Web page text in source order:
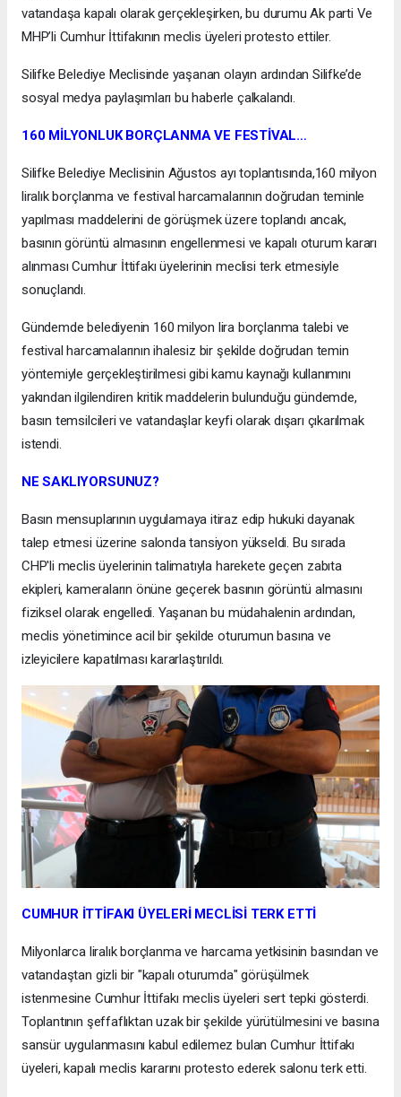
vatandaşa kapalı olarak gerçekleşirken, bu durumu Ak parti Ve
MHP’li Cumhur İttifakının meclis üyeleri protesto ettiler.
Silifke Belediye Meclisinde yaşanan olayın ardından Silifke’de
sosyal medya paylaşımları bu haberle çalkalandı.
160 MİLYONLUK BORÇLANMA VE FESTİVAL…
Silifke Belediye Meclisinin Ağustos ayı toplantısında,160 milyon
liralık borçlanma ve festival harcamalarının doğrudan teminle
yapılması maddelerini de görüşmek üzere toplandı ancak,
basının görüntü almasının engellenmesi ve kapalı oturum kararı
alınması Cumhur İttifakı üyelerinin meclisi terk etmesiyle
sonuçlandı.
Gündemde belediyenin 160 milyon lira borçlanma talebi ve
festival harcamalarının ihalesiz bir şekilde doğrudan temin
yöntemiyle gerçekleştirilmesi gibi kamu kaynağı kullanımını
yakından ilgilendiren kritik maddelerin bulunduğu gündemde,
basın temsilcileri ve vatandaşlar keyfi olarak dışarı çıkarılmak
istendi.
NE SAKLIYORSUNUZ?
Basın mensuplarının uygulamaya itiraz edip hukuki dayanak
talep etmesi üzerine salonda tansiyon yükseldi. Bu sırada
CHP'li meclis üyelerinin talimatıyla harekete geçen zabıta
ekipleri, kameraların önüne geçerek basının görüntü almasını
fiziksel olarak engelledi. Yaşanan bu müdahalenin ardından,
meclis yönetimince acil bir şekilde oturumun basına ve
izleyicilere kapatılması kararlaştırıldı.
CUMHUR İTTİFAKI ÜYELERİ MECLİSİ TERK ETTİ
Milyonlarca liralık borçlanma ve harcama yetkisinin basından ve
vatandaştan gizli bir "kapalı oturumda" görüşülmek
istenmesine Cumhur İttifakı meclis üyeleri sert tepki gösterdi.
Toplantının şeffaflıktan uzak bir şekilde yürütülmesini ve basına
sansür uygulanmasını kabul edilemez bulan Cumhur İttifakı
üyeleri, kapalı meclis kararını protesto ederek salonu terk etti.